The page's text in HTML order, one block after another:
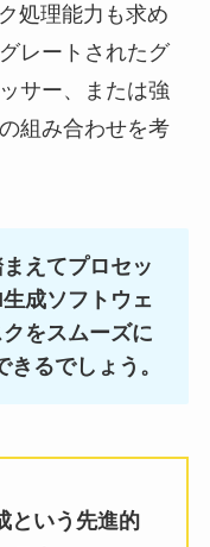
処理能力も求め
レートされたグ
サー、または強
組み合わせを考
えてプロセッ
成ソフトウェ
をスムーズに
るでしょう。
という先進的